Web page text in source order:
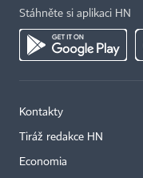
Stáhněte si aplikaci HN
Kontakty
Tiráž redakce HN
Economia